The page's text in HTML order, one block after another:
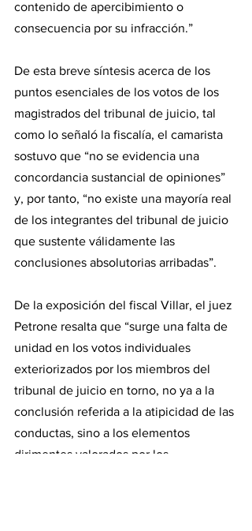
contenido de apercibimiento o
consecuencia por su infracción.”
De esta breve síntesis acerca de los
puntos esenciales de los votos de los
magistrados del tribunal de juicio, tal
como lo señaló la fiscalía, el camarista
sostuvo que “no se evidencia una
concordancia sustancial de opiniones”
y, por tanto, “no existe una mayoría real
de los integrantes del tribunal de juicio
que sustente válidamente las
conclusiones absolutorias arribadas”.
De la exposición del fiscal Villar, el juez
Petrone resalta que “surge una falta de
unidad en los votos individuales
exteriorizados por los miembros del
tribunal de juicio en torno, no ya a la
conclusión referida a la atipicidad de las
conductas, sino a los elementos
dirimentes valorados por los